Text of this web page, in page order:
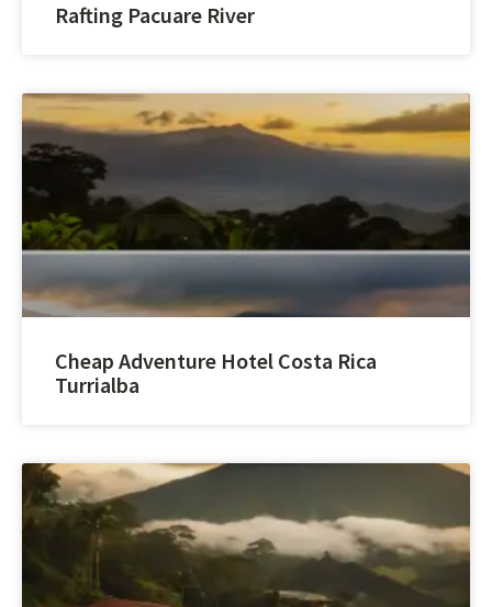
Rafting Pacuare River
Cheap Adventure Hotel Costa Rica
Turrialba